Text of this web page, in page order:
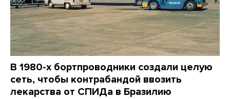
В 1980-х бортпроводники создали целую
сеть, чтобы контрабандой ввозить
лекарства от СПИДа в Бразилию